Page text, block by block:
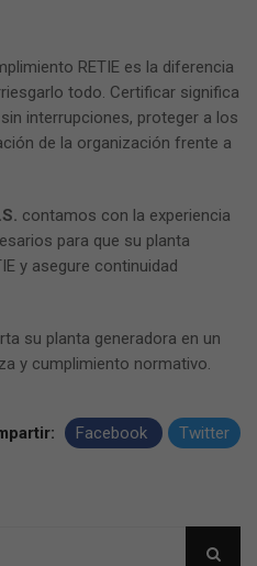
RETIE es la diferencia
todo. Certificar significa
interrupciones, proteger a los
de la organización frente a
contamos con la experiencia
para que su planta
y asegure continuidad
su planta generadora en un
y cumplimiento normativo.
Facebook Twitter